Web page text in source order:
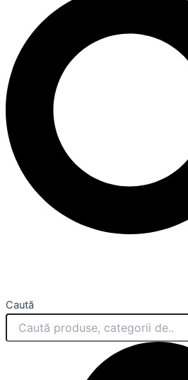
Caută